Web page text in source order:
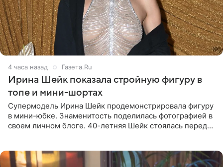
4 часа назад Газета.Ru
Ирина Шейк показала стройную фигуру в
топе и мини-шортах
Супермодель Ирина Шейк продемонстрировала фигуру
в мини-юбке. Знаменитость поделилась фотографией в
своем личном блоге. 40-летняя Шейк стоялась перед